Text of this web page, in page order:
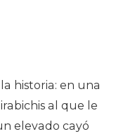
historia: en una
al que le
elevado cayó